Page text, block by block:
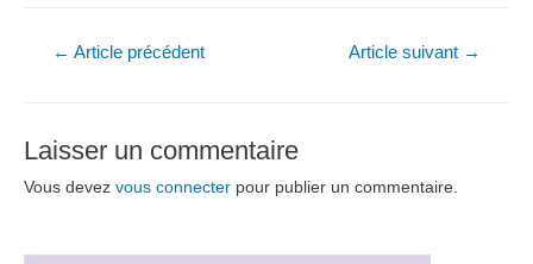
Navigation
← Article précédent Article suivant →
Laisser un commentaire
Vous devez vous connecter pour publier un commentaire.